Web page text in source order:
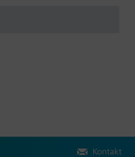
Kontakt